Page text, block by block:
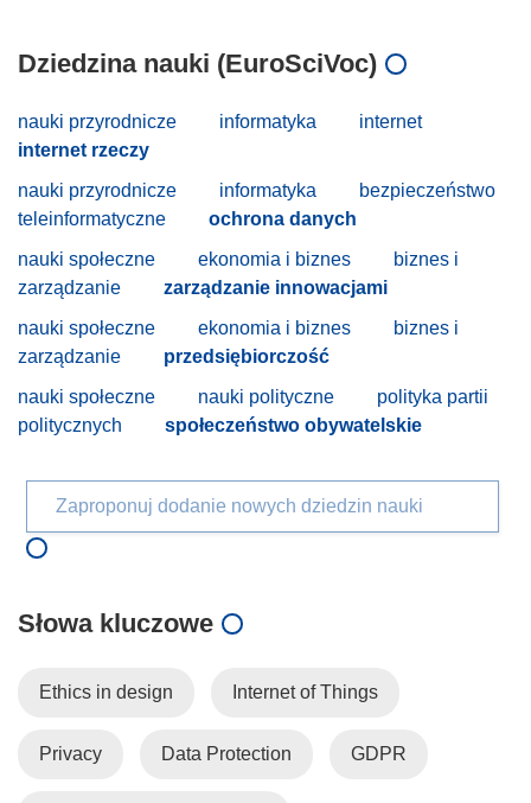
Dziedzina nauki (EuroSciVoc)
nauki przyrodnicze informatyka
internet
internet rzeczy
nauki przyrodnicze
informatyka
bezpieczeństwo
teleinformatyczne
ochrona danych
nauki społeczne
ekonomia i biznes
biznes i
zarządzanie
zarządzanie innowacjami
nauki społeczne
ekonomia i biznes
biznes i
zarządzanie
przedsiębiorczość
nauki społeczne
nauki polityczne
polityka partii
politycznych
społeczeństwo obywatelskie
Zaproponuj dodanie nowych dziedzin nauki
Słowa kluczowe
Ethics in design Internet of Things
Privacy Data Protection GDPR